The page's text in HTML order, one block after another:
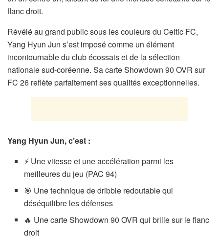
flanc droit.
Révélé au grand public sous les couleurs du Celtic FC,
Yang Hyun Jun s’est imposé comme un élément
incontournable du club écossais et de la sélection
nationale sud-coréenne. Sa carte Showdown 90 OVR sur
FC 26 reflète parfaitement ses qualités exceptionnelles.
Yang Hyun Jun, c’est :
⚡ Une vitesse et une accélération parmi les
meilleures du jeu (PAC 94)
🎯 Une technique de dribble redoutable qui
déséquilibre les défenses
🔥 Une carte Showdown 90 OVR qui brille sur le flanc
droit